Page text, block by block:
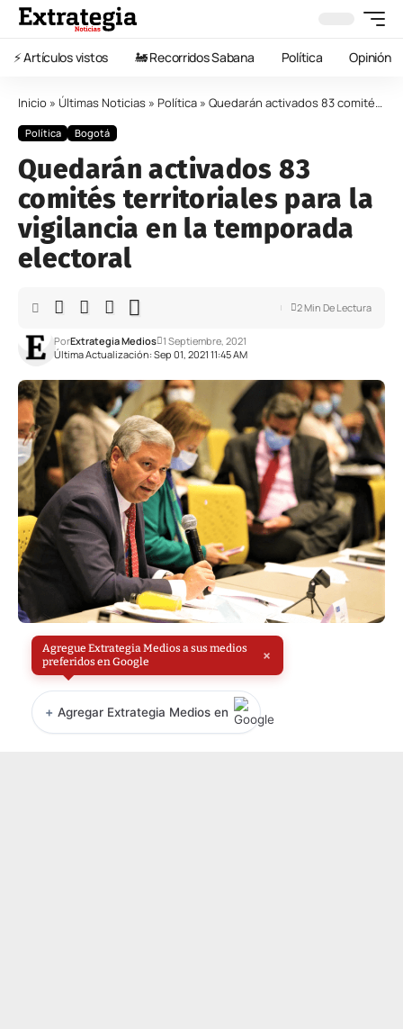
⚡️ Artículos vistos 🚂 Recorridos Sabana Política Opinión
Inicio » Últimas Noticias » Política » Quedarán activados 83 comités territoriales para la vigilancia en la temporada electoral
Política Bogotá
Quedarán activados 83
comités territoriales para la
vigilancia en la temporada
electoral
Última Actualización: Sep 01, 2021 11:45 AM
PorExtrategia Medios 1 Septiembre, 2021
2 Min De Lectura
Agregue Extrategia Medios a sus medios
preferidos en Google
×
+ Agregar Extrategia Medios en